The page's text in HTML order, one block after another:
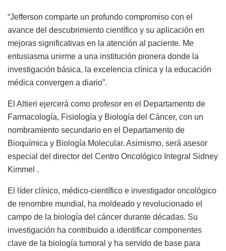
“Jefferson comparte un profundo compromiso con el
avance del descubrimiento científico y su aplicación en
mejoras significativas en la atención al paciente. Me
entusiasma unirme a una institución pionera donde la
investigación básica, la excelencia clínica y la educación
médica convergen a diario”.
El Altieri ejercerá como profesor en el Departamento de
Farmacología, Fisiología y Biología del Cáncer, con un
nombramiento secundario en el Departamento de
Bioquímica y Biología Molecular. Asimismo, será asesor
especial del director del Centro Oncológico Integral Sidney
Kimmel .
El líder clínico, médico-científico e investigador oncológico
de renombre mundial, ha moldeado y revolucionado el
campo de la biología del cáncer durante décadas. Su
investigación ha contribuido a identificar componentes
clave de la biología tumoral y ha servido de base para